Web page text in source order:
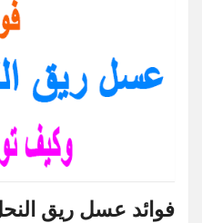
فوائد عسل ريق